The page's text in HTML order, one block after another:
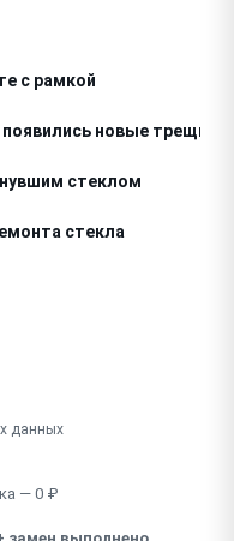
с рамкой
новые трещины
стеклом
стекла
данных
— 0 ₽